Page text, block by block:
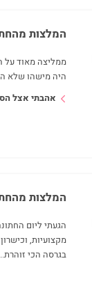
המלצות
ממליצה מאוד על
היה מישהו שלא
אהבתי אצל
המלצות
הגעתי ליום
מקצועיות,
בגרסה הכי זוהרת